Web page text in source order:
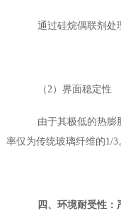
通过硅烷偶联剂处
（2）界面稳定性
由于其极低的热膨
率仅为传统玻璃纤维的1/3
四 、环境耐受性：